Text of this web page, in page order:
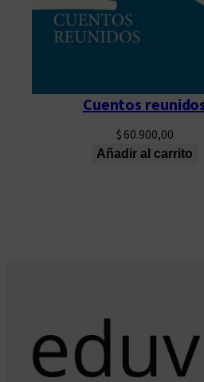
Cuentos
$ 60.900,00
Añadir al carrito